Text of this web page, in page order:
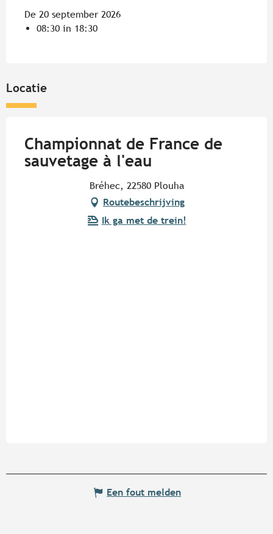
De 20 september 2026
08:30 in 18:30
Locatie
Championnat de France de
sauvetage à l'eau
Bréhec, 22580 Plouha
Routebeschrijving
Ik ga met de trein!
Een fout melden